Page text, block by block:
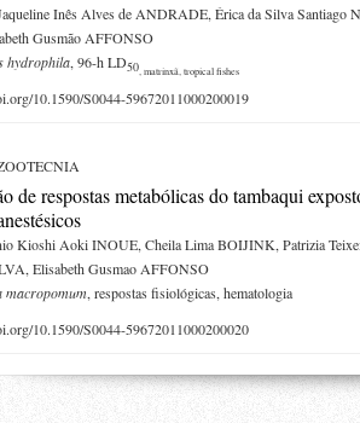
Inês Alves de ANDRADE, Érica da Silva Santiago
Gusmão AFFONSO
hydrophila, 96-h LD50, matrinxã, tropical fishes
10.1590/S0044-59672011000200019
de respostas metabólicas do tambaqui
Kioshi Aoki INOUE, Cheila Lima BOIJINK, Patrizia
Elisabeth Gusmao AFFONSO
macropomum, respostas fisiológicas, hematologia
10.1590/S0044-59672011000200020